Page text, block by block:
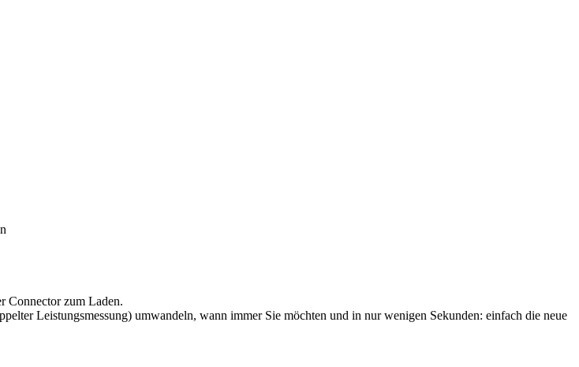
Connector zum Laden.
Leistungsmessung) umwandeln, wann immer Sie möchten und in nur wenigen Sekunden: einfach die neue